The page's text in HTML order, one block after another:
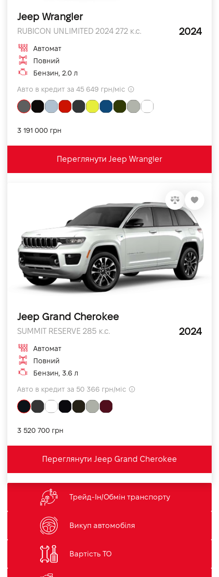
Jeep Wrangler
RUBICON UNLIMITED 2024 272 к.с. 2024
Автомат
Повний
Бензин, 2.0 л
Авто в кредит за 45 649 грн/міс
3 191 000 грн
Переглянути Jeep Wrangler
Jeep Grand Cherokee
SUMMIT RESERVE 285 к.с. 2024
Автомат
Повний
Бензин, 3.6 л
Авто в кредит за 50 366 грн/міс
3 520 700 грн
Переглянути Jeep Grand Cherokee
Трейд-Ін/Обмін транспорту
Викуп автомобіля
Вартість ТО